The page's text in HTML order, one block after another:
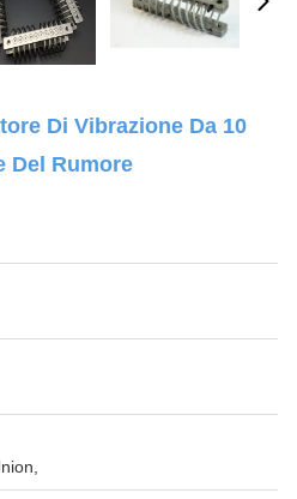
Di Vibrazione Da 10
Del Rumore